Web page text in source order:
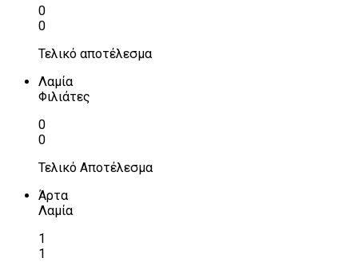
0
0
Τελικό αποτέλεσμα
Λαμία
Φιλιάτες
0
0
Τελικό Αποτέλεσμα
Άρτα
Λαμία
1
1